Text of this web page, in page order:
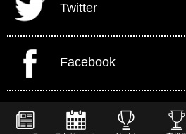
Twitter
Facebook